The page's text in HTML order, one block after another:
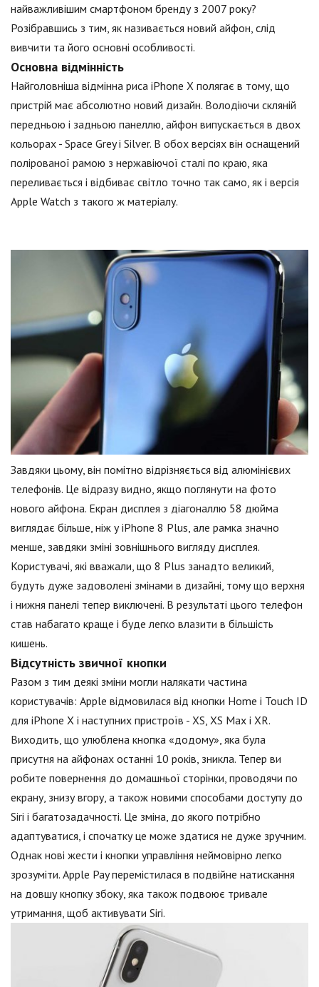
найважливішим смартфоном бренду з 2007 року?
Розібравшись з тим, як називається новий айфон, слід
вивчити та його основні особливості.
Основна відмінність
Найголовніша відмінна риса iPhone X полягає в тому, що
пристрій має абсолютно новий дизайн. Володіючи скляній
передньою і задньою панеллю, айфон випускається в двох
кольорах - Space Grey і Silver. В обох версіях він оснащений
полірованої рамою з нержавіючої сталі по краю, яка
переливається і відбиває світло точно так само, як і версія
Apple Watch з такого ж матеріалу.
Завдяки цьому, він помітно відрізняється від алюмінієвих
телефонів. Це відразу видно, якщо поглянути на фото
нового айфона. Екран дисплея з діагоналлю 58 дюйма
виглядає більше, ніж у iPhone 8 Plus, але рамка значно
менше, завдяки зміні зовнішнього вигляду дисплея.
Користувачі, які вважали, що 8 Plus занадто великий,
будуть дуже задоволені змінами в дизайні, тому що верхня
і нижня панелі тепер виключені. В результаті цього телефон
став набагато краще і буде легко влазити в більшість
кишень.
Відсутність звичної кнопки
Разом з тим деякі зміни могли налякати частина
користувачів: Apple відмовилася від кнопки Home і Touch ID
для iPhone X і наступних пристроїв - XS, XS Max і XR.
Виходить, що улюблена кнопка «додому», яка була
присутня на айфонах останні 10 років, зникла. Тепер ви
робите повернення до домашньої сторінки, проводячи по
екрану, знизу вгору, а також новими способами доступу до
Siri і багатозадачності. Це зміна, до якого потрібно
адаптуватися, і спочатку це може здатися не дуже зручним.
Однак нові жести і кнопки управління неймовірно легко
зрозуміти. Apple Pay перемістилася в подвійне натискання
на довшу кнопку збоку, яка також подвоює тривале
утримання, щоб активувати Siri.